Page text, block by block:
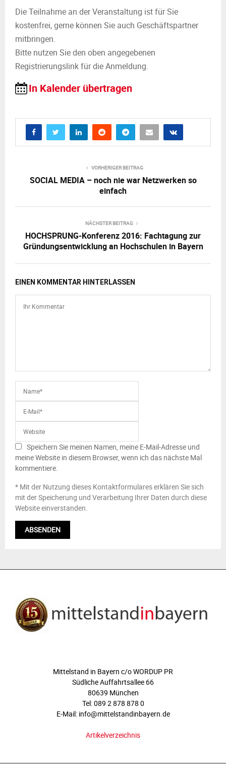
Die Teilnahme an der Veranstaltung ist für Sie
kostenfrei, gerne können Sie auch Geschäftspartner
mitbringen.
Bitte nutzen Sie den oben angegebenen
Registrierungslink für die Anmeldung.
In Kalender übertragen
VORHERIGER BEITRAG
SOCIAL MEDIA – noch nie war Netzwerken so
einfach
NÄCHSTER BEITRAG
HOCHSPRUNG-Konferenz 2016: Fachtagung zur
Gründungsentwicklung an Hochschulen in Bayern
EINEN KOMMENTAR HINTERLASSEN
Speichern Sie meinen Namen, meine E-Mail-Adresse und
meine Website in diesem Browser, wenn ich das nächste Mal
kommentiere.
* Mit der Nutzung dieses Kontaktformulares erklären Sie sich
mit der Speicherung und Verarbeitung Ihrer Daten durch diese
Website einverstanden.
Mittelstand in Bayern c/o WORDUP PR
Südliche Auffahrtsallee 66
80639 München
Tel: 089 2 878 878 0
E-Mail: info@mittelstandinbayern.de
Artikelverzeichnis